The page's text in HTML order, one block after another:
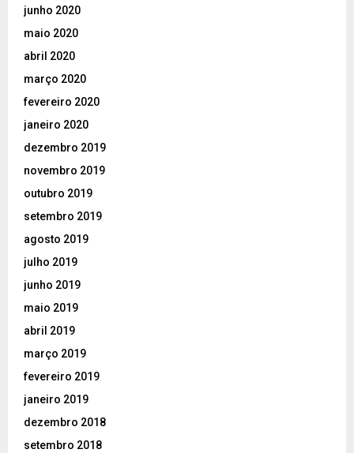
junho 2020
maio 2020
abril 2020
março 2020
fevereiro 2020
janeiro 2020
dezembro 2019
novembro 2019
outubro 2019
setembro 2019
agosto 2019
julho 2019
junho 2019
maio 2019
abril 2019
março 2019
fevereiro 2019
janeiro 2019
dezembro 2018
setembro 2018